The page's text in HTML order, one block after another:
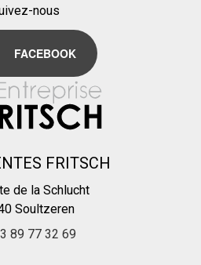
nous
FACEBOOK
FRITSCH
de la Schlucht
Soultzeren
89 77 32 69